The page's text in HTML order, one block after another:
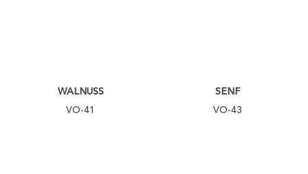
WALNUSS
VO-41
SENF
VO-43